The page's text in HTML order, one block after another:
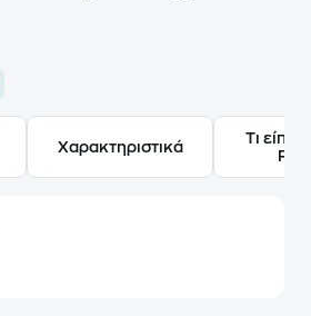
Χαρακτηριστικά
Τι